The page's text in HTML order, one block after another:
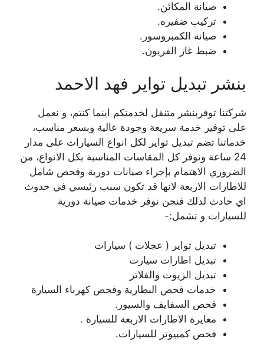
صيانة المكائن.
تركيب ضفيره.
صيانة الكمبروسور.
ضبط غاز الفريون.
بنشر تبديل تواير فهد الاحمد
شركتنا توفربنشر متنقل لخدمتكم اينما كنتم، و نعمل
على توفير خدمة سريعة وجودة عالية وبسعر مناسب،
خدماتنا تضم تبديل تواير لكل انواع السيارات على مدار
24 ساعة ونوفر كل المقاسات المناسبة بكل الانواع، من
الضروري الاهتمام بإجراء صيانات دورية وفحص شامل
للاطارات الاربعة لانها قد تكون سبب رئيسي في حدوث
اي حادث لذلك فنحن نوفر خدمات صيانة دورية
للسيارات و تشمل:-
تبديل تواير ( عجلات ) سيارات
تبديل اطارات سيارت
تبديل الزيوت والفلاتر
خدمات فحص البطارية وفحص كهرباء السيارة
فحص السفايف والسيور.
معايرة الاطارات الاربعة للسيارة .
فحص كمبيوتر للسيارات.